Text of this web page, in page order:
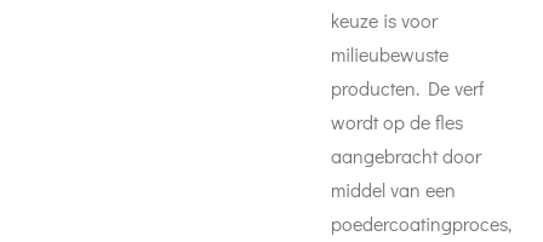
keuze is voor
milieubewuste
producten. De verf
wordt op de fles
aangebracht door
middel van een
poedercoatingproces,